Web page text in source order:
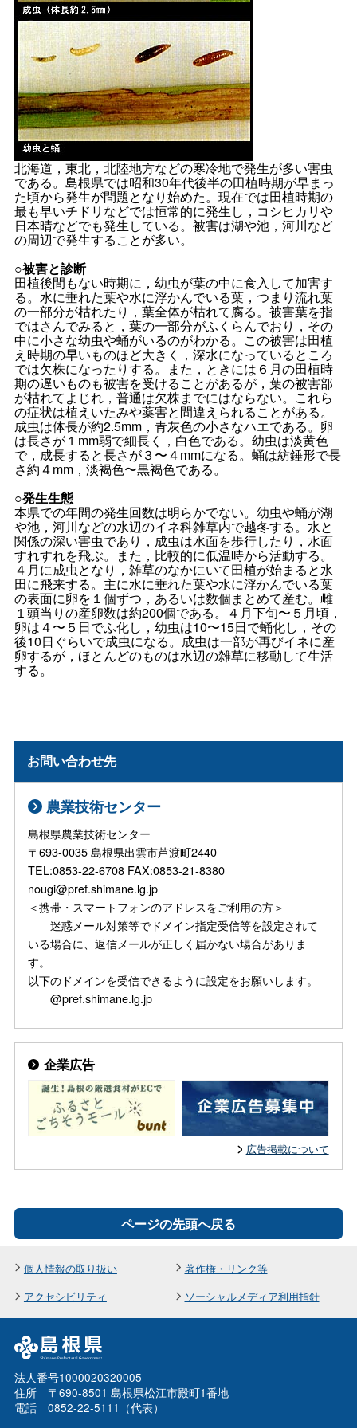
北海道，東北，北陸地方などの寒冷地で発生が多い害虫
である。島根県では昭和30年代後半の田植時期が早まっ
た頃から発生が問題となり始めた。現在では田植時期の
最も早いチドリなどでは恒常的に発生し，コシヒカリや
日本晴などでも発生している。被害は湖や池，河川など
の周辺で発生することが多い。
○被害と診断
田植後間もない時期に，幼虫が葉の中に食入して加害す
る。水に垂れた葉や水に浮かんでいる葉，つまり流れ葉
の一部分が枯れたり，葉全体が枯れて腐る。被害葉を指
ではさんでみると，葉の一部分がふくらんでおり，その
中に小さな幼虫や蛹がいるのがわかる。この被害は田植
え時期の早いものほど大きく，深水になっているところ
では欠株になったりする。また，ときには６月の田植時
期の遅いものも被害を受けることがあるが，葉の被害部
が枯れてよじれ，普通は欠株までにはならない。これら
の症状は植えいたみや薬害と間違えられることがある。
成虫は体長が約2.5mm，青灰色の小さなハエである。卵
は長さが１mm弱で細長く，白色である。幼虫は淡黄色
で，成長すると長さが３〜４mmになる。蛹は紡錘形で長
さ約４mm，淡褐色〜黒褐色である。
○発生生態
本県での年間の発生回数は明らかでない。幼虫や蛹が湖
や池，河川などの水辺のイネ科雑草内で越冬する。水と
関係の深い害虫であり，成虫は水面を歩行したり，水面
すれすれを飛ぶ。また，比較的に低温時から活動する。
４月に成虫となり，雑草のなかにいて田植が始まると水
田に飛来する。主に水に垂れた葉や水に浮かんでいる葉
の表面に卵を１個ずつ，あるいは数個まとめて産む。雌
１頭当りの産卵数は約200個である。４月下旬〜５月頃，
卵は４〜５日でふ化し，幼虫は10〜15日で蛹化し，その
後10日ぐらいで成虫になる。成虫は一部が再びイネに産
卵するが，ほとんどのものは水辺の雑草に移動して生活
する。
お問い合わせ先
農業技術センター
島根県農業技術センター
〒693-0035 島根県出雲市芦渡町2440
TEL:0853-22-6708 FAX:0853-21-8380
nougi@pref.shimane.lg.jp
＜携帯・スマートフォンのアドレスをご利用の方＞
迷惑メール対策等でドメイン指定受信等を設定されて
いる場合に、返信メールが正しく届かない場合がありま
す。
以下のドメインを受信できるように設定をお願いします。
@pref.shimane.lg.jp
企業広告
広告掲載について
ページの先頭へ戻る
個人情報の取り扱い
著作権・リンク等
アクセシビリティ
ソーシャルメディア利用指針
法人番号1000020320005
住所 〒690-8501 島根県松江市殿町1番地
電話 0852-22-5111（代表）